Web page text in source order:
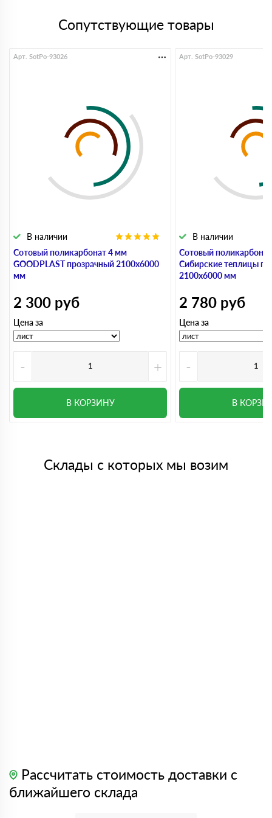
Сопутствующие товары
Сотовый поликарбонат 4 мм
GOODPLAST прозрачный 2100х6000
мм
В наличии
Арт. SotPo-93026
2 300 руб
Цена за
- +
В КОРЗИНУ
Сотовый
Сибирские теплицы
2100х6000 мм
В наличии
Арт. SotPo-93029
2 780 руб
Цена за
-
В
Склады с которых мы возим
Рассчитать стоимость доставки с
ближайшего склада